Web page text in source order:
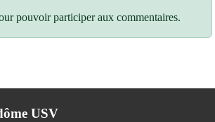
pouvoir participer aux commentaires.
USV